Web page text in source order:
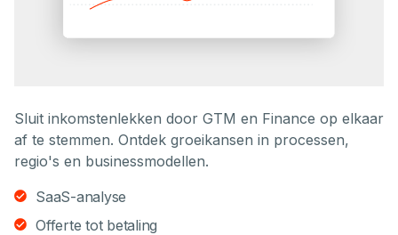
Sluit inkomstenlekken door GTM en Finance op elkaar
af te stemmen. Ontdek groeikansen in processen,
regio's en businessmodellen.
SaaS-analyse
Offerte tot betaling